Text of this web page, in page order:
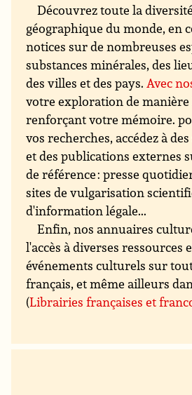
Découvrez toute la
géographique du monde, en
notices sur de nombreuses
substances minérales, des
des villes et des pays. Avec
votre exploration de
renforçant votre mémoire.
vos recherches, accédez à
et des publications externes
de référence : presse
sites de vulgarisation
d'information légale...
Enfin, nos annuaires
l'accès à diverses ressources
événements culturels sur
français, et même ailleurs
(Librairies françaises et